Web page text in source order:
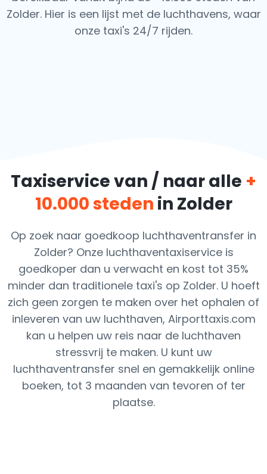
Zolder. Hier is een lijst met de luchthavens, waar
onze taxi's 24/7 rijden.
Taxiservice van / naar alle +
10.000 steden in Zolder
Op zoek naar goedkoop luchthaventransfer in
Zolder? Onze luchthaventaxiservice is
goedkoper dan u verwacht en kost tot 35%
minder dan traditionele taxi's op Zolder. U hoeft
zich geen zorgen te maken over het ophalen of
inleveren van uw luchthaven, Airporttaxis.com
kan u helpen uw reis naar de luchthaven
stressvrij te maken. U kunt uw
luchthaventransfer snel en gemakkelijk online
boeken, tot 3 maanden van tevoren of ter
plaatse.